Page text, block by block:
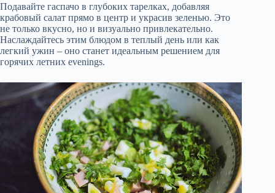
Подавайте гаспачо в глубоких тарелках, добавляя
крабовый салат прямо в центр и украсив зеленью. Это
не только вкусно, но и визуально привлекательно.
Наслаждайтесь этим блюдом в теплый день или как
легкий ужин – оно станет идеальным решением для
горячих летних evenings.